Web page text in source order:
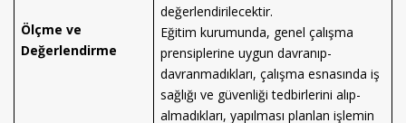
Ölçme ve
Değerlendirme
değerlendirilecektir.
Eğitim kurumunda, genel çalışma
prensiplerine uygun davranıp-
davranmadıkları, çalışma esnasında iş
sağlığı ve güvenliği tedbirlerini alıp-
almadıkları, yapılması planlan işlemin